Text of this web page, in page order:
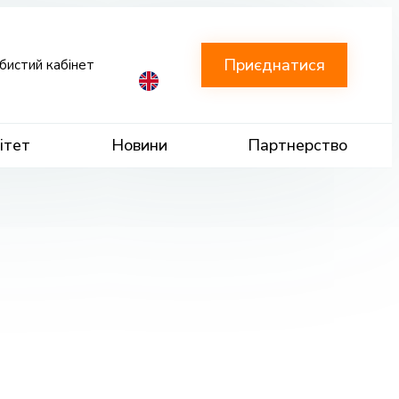
Новини Партнерство
кабінет Приєднатися